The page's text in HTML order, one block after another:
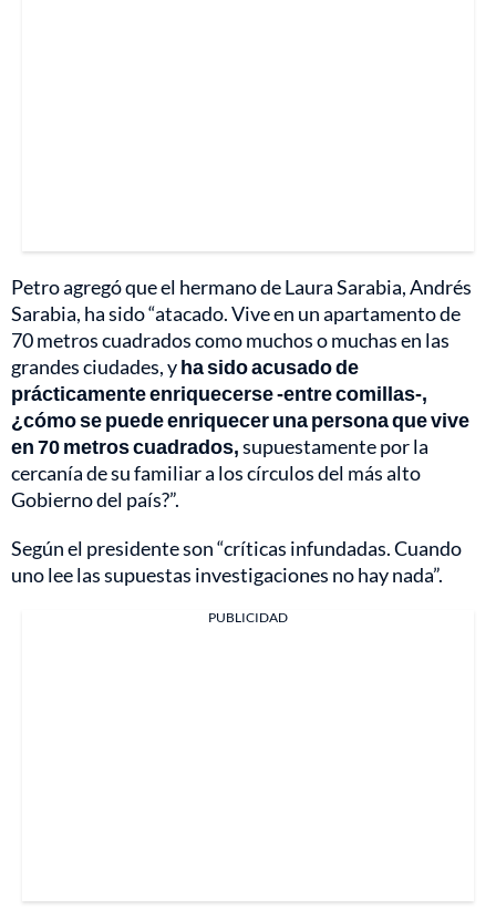
Petro agregó que el hermano de Laura Sarabia, Andrés
Sarabia, ha sido “atacado. Vive en un apartamento de
70 metros cuadrados como muchos o muchas en las
grandes ciudades, yha sido acusado de
prácticamente enriquecerse -entre comillas-,
¿cómo se puede enriquecer una persona que vive
en 70 metros cuadrados,supuestamente por la
cercanía de su familiar a los círculos del más alto
Gobierno del país?”.
Según el presidente son “críticas infundadas. Cuando
uno lee las supuestas investigaciones no hay nada”.
PUBLICIDAD